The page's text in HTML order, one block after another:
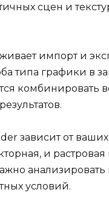
сцен и
импорт и
типа графики в
комбинировать
зависит от
и
условий.